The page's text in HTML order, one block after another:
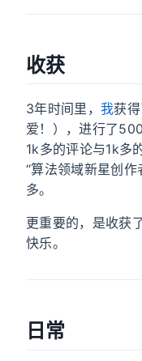
收获
3年时间里， 我获
爱！），进行了
1k多的评论与1k多
“算法领域新星创
多。
更重要的，是收获
快乐。
日常